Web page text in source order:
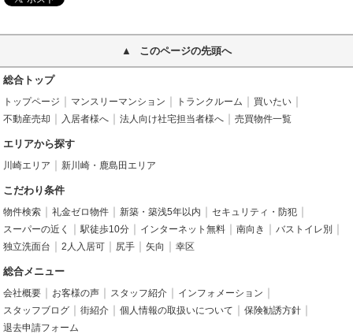
このページの先頭へ
総合トップ
トップページ マンスリーマンション トランクルーム
買いたい
不動産売却
入居者様へ 法人向け社宅担当者様へ 売買物件一覧
エリアから探す
川崎エリア 新川崎・鹿島田エリア
こだわり条件
物件検索 礼金ゼロ物件 新築・築浅5年以内
セキュリティ・防犯
スーパーの近く
駅徒歩10分 インターネット無料 南向き
バストイレ別
独立洗面台
2人入居可 尻手 矢向 幸区
総合メニュー
会社概要 お客様の声 スタッフ紹介
インフォメーション
スタッフブログ
街紹介 個人情報の取扱いについて
保険勧誘方針
退去申請フォーム